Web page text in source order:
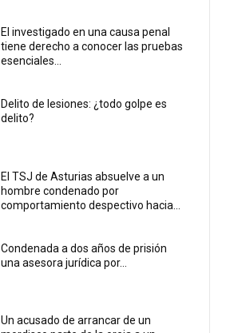
El investigado en una causa penal
tiene derecho a conocer las pruebas
esenciales...
Delito de lesiones: ¿todo golpe es
delito?
El TSJ de Asturias absuelve a un
hombre condenado por
comportamiento despectivo hacia...
Condenada a dos años de prisión
una asesora jurídica por...
Un acusado de arrancar de un